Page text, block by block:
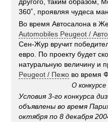
360˚, проявляя чудеса
Во время Автосалона в
Automobiles Peugeot /
Сен-Жур вручит
евро. По проекту будет
натуральную величину и
Peugeot / Пежо во время
О
Условия 3-го конкурса
объявлены во время
октября по 8 декабря